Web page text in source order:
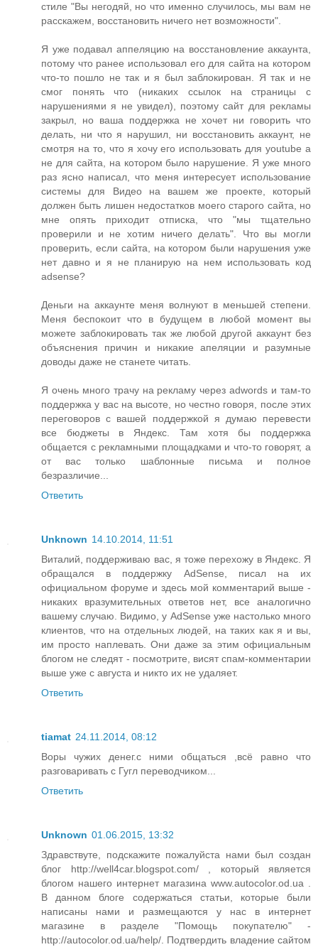
стиле "Вы негодяй, но что именно случилось, мы вам не
расскажем, восстановить ничего нет возможности".
Я уже подавал аппеляцию на восстановление аккаунта,
потому что ранее использовал его для сайта на котором
что-то пошло не так и я был заблокирован. Я так и не
смог понять что (никаких ссылок на страницы с
нарушениями я не увидел), поэтому сайт для рекламы
закрыл, но ваша поддержка не хочет ни говорить что
делать, ни что я нарушил, ни восстановить аккаунт, не
смотря на то, что я хочу его использовать для youtube а
не для сайта, на котором было нарушение. Я уже много
раз ясно написал, что меня интересует использование
системы для Видео на вашем же проекте, который
должен быть лишен недостатков моего старого сайта, но
мне опять приходит отписка, что "мы тщательно
проверили и не хотим ничего делать". Что вы могли
проверить, если сайта, на котором были нарушения уже
нет давно и я не планирую на нем использовать код
adsense?
Деньги на аккаунте меня волнуют в меньшей степени.
Меня беспокоит что в будущем в любой момент вы
можете заблокировать так же любой другой аккаунт без
объяснения причин и никакие апеляции и разумные
доводы даже не станете читать.
Я очень много трачу на рекламу через adwords и там-то
поддержка у вас на высоте, но честно говоря, после этих
переговоров с вашей поддержкой я думаю перевести
все бюджеты в Яндекс. Там хотя бы поддержка
общается с рекламными площадками и что-то говорят, а
от вас только шаблонные письма и полное
безразличие...
Ответить
Unknown 14.10.2014, 11:51
Виталий, поддерживаю вас, я тоже перехожу в Яндекс. Я
обращался в поддержку AdSense, писал на их
официальном форуме и здесь мой комментарий выше -
никаких вразумительных ответов нет, все аналогично
вашему случаю. Видимо, у AdSense уже настолько много
клиентов, что на отдельных людей, на таких как я и вы,
им просто наплевать. Они даже за этим официальным
блогом не следят - посмотрите, висят спам-комментарии
выше уже с августа и никто их не удаляет.
Ответить
tiamat 24.11.2014, 08:12
Воры чужих денег.с ними общаться ,всё равно что
разговаривать с Гугл переводчиком...
Ответить
Unknown 01.06.2015, 13:32
Здравствуте, подскажите пожалуйста нами был создан
блог http://well4car.blogspot.com/ , который является
блогом нашего интернет магазина www.autocolor.od.ua .
В данном блоге содержаться статьи, которые были
написаны нами и размещаются у нас в интернет
магазине в разделе "Помощь покупателю" -
http://autocolor.od.ua/help/. Подтвердить владение сайтом